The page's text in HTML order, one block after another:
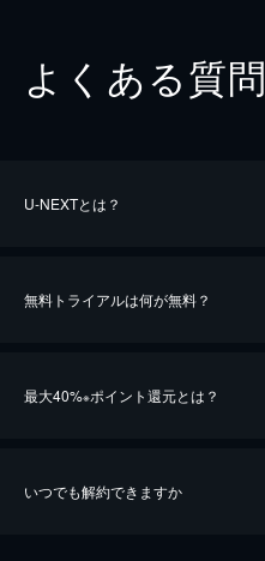
よくある質問
U-NEXTとは？
無料トライアルは何が無料？
最大40%※ポイント還元とは？
いつでも解約できますか